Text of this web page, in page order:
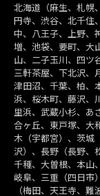
北海道（麻生、札幌
円寺、渋谷、北千住
中、八王子、上野、
増、池袋、要町、大
山、二子玉川、四ツ
三軒茶屋、下北沢、
津田沼、千葉、柏、
浜、桜木町、藤沢、
里浜、武蔵小杉、あ
合ヶ丘、東戸塚、大
木（宇都宮）、茨城
沢）、長野（長野、
千種、大曽根、本山
岐阜、三重（四日市
（梅田、天王寺、